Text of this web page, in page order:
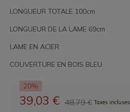
LONGUEUR TOTALE 100cm
LONGUEUR DE LA LAME 69cm
LAME EN ACIER
COUVERTURE EN BOIS BLEU
20%
39,03 € 48,79 € Taxes incluses